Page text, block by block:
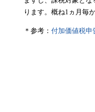
ります。概ね1ヵ月毎
＊参考： 付加価値税申